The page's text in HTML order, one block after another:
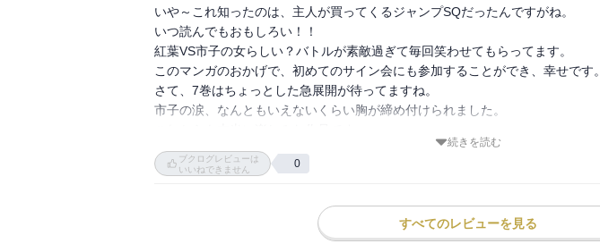
いや～これ知ったのは、主人が買ってくるジャンプSQだったんですがね。
いつ読んでもおもしろい！！
紅葉VS市子の女らしい？バトルが素敵過ぎて毎回笑わせてもらってます。
このマンガのおかげで、初めてのサイン会にも参加することができ、幸せです。
さて、7巻はちょっとした急展開が待ってますね。
市子の涙、なんともいえないくらい胸が締め付けられました。
続きを読む
ブクログレビューは
いいねできません
0
すべてのレビューを見る